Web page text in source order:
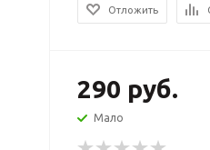
Отложить
290 руб.
Мало